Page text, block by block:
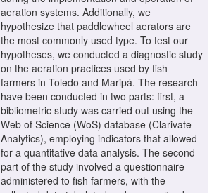
aeration systems. Additionally, we
hypothesize that paddlewheel aerators are
the most commonly used type. To test our
hypotheses, we conducted a diagnostic study
on the aeration practices used by fish
farmers in Toledo and Maripá. The research
have been conducted in two parts: first, a
bibliometric study was carried out using the
Web of Science (WoS) database (Clarivate
Analytics), employing indicators that allowed
for a quantitative data analysis. The second
part of the study involved a questionnaire
administered to fish farmers, with the